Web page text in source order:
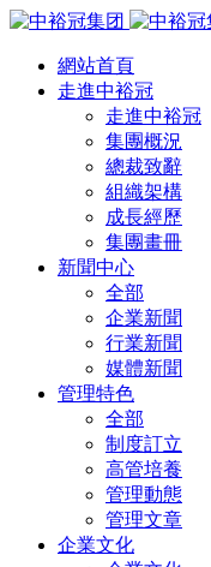
網站首頁
走進中裕冠
走進中裕冠
集團概況
總裁致辭
組織架構
成長經歷
集團畫冊
新聞中心
全部
企業新聞
行業新聞
媒體新聞
管理特色
全部
制度訂立
高管培養
管理動態
管理文章
企業文化